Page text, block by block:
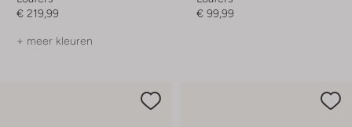
€ 219,99
+ meer kleuren
€ 99,99